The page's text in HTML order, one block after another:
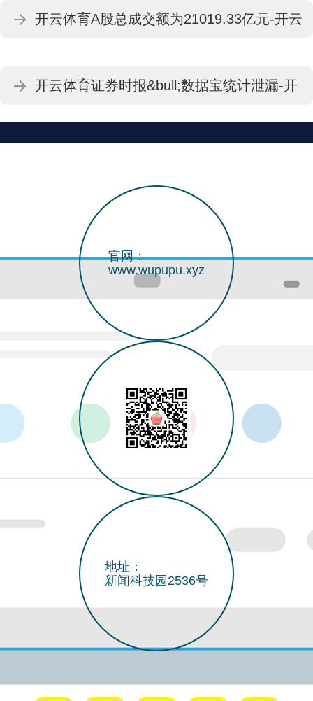
口
开云体育A股总成交额为21019.33亿元-开云
开云体育证券时报&bull;数据宝统计泄漏-开
云·kaiyun体育(中国)官方网站-登录入口
官网：
www.wupupu.xyz
地址：
新闻科技园2536号